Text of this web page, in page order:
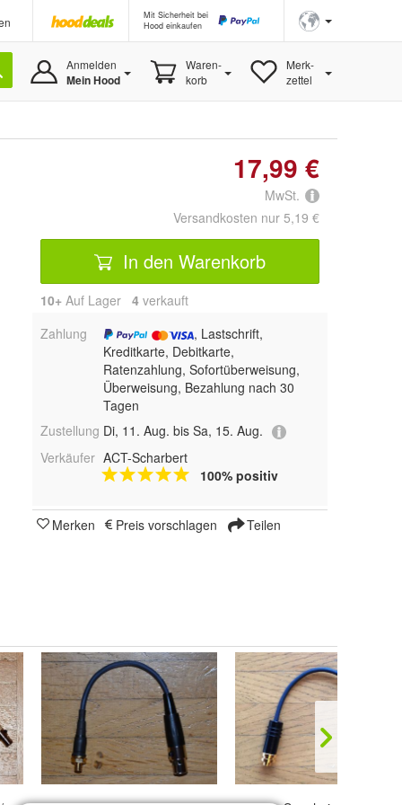
Mit Sicherheit bei
Hood einkaufen
Anmelden
Mein Hood
Waren-
korb
Merk-
zettel
17,99 €
MwSt.
Versandkosten nur 5,19 €
In den Warenkorb
10+ Auf Lager 4 verkauft
Zahlung
, Lastschrift,
Kreditkarte, Debitkarte,
Ratenzahlung, Sofortüberweisung,
Überweisung, Bezahlung nach 30
Tagen
Zustellung Di, 11. Aug. bis Sa, 15. Aug.
Verkäufer ACT-Scharbert
100% positiv
Merken Preis vorschlagen Teilen